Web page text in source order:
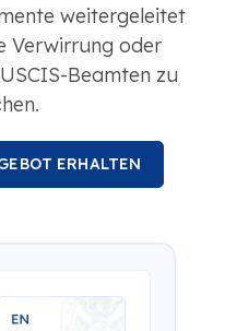
weitergeleitet
Verwirrung oder
Beamten zu
ERHALTEN